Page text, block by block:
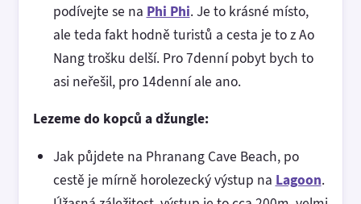
podívejte se na Phi Phi. Je to krásné místo,
ale teda fakt hodně turistů a cesta je to z Ao
Nang trošku delší. Pro 7denní pobyt bych to
asi neřešil, pro 14denní ale ano.
Lezeme do kopců a džungle:
Jak půjdete na Phranang Cave Beach, po
cestě je mírně horolezecký výstup na Lagoon.